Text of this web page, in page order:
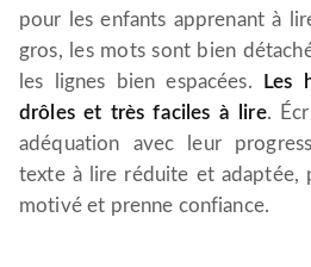
pour les enfants apprenant à
gros, les mots sont bien
les lignes bien espacées.
Les
drôles et très faciles à lire.
adéquation avec leur
texte à lire réduite et adaptée,
motivé et prenne confiance.